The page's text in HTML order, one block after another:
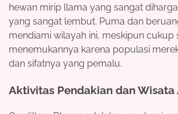
hewan mirip llama yang sangat
yang sangat lembut. Puma dan
mendiami wilayah ini, meskipun cukup
menemukannya karena populasi
dan sifatnya yang pemalu.
Aktivitas Pendakian dan Wisata